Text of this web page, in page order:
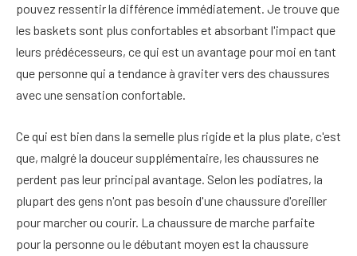
pouvez ressentir la différence immédiatement. Je trouve que
les baskets sont plus confortables et absorbant l'impact que
leurs prédécesseurs, ce qui est un avantage pour moi en tant
que personne qui a tendance à graviter vers des chaussures
avec une sensation confortable.
Ce qui est bien dans la semelle plus rigide et la plus plate, c'est
que, malgré la douceur supplémentaire, les chaussures ne
perdent pas leur principal avantage. Selon les podiatres, la
plupart des gens n'ont pas besoin d'une chaussure d'oreiller
pour marcher ou courir. La chaussure de marche parfaite
pour la personne ou le débutant moyen est la chaussure